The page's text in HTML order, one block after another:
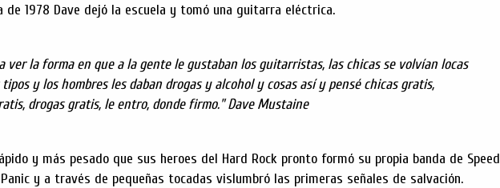
de 1978 Dave dejó la escuela y tomó una guitarra eléctrica.
ver la forma en que a la gente le gustaban los guitarristas, las chicas se volvían locas
y los hombres les daban drogas y alcohol y cosas así y pensé chicas gratis,
drogas gratis, le entro, donde firmo." Dave Mustaine
y más pesado que sus heroes del Hard Rock pronto formó su propia banda de Speed
y a través de pequeñas tocadas vislumbró las primeras señales de salvación.